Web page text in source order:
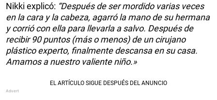
Nikki explicó: “Después de ser mordido varias veces
en la cara y la cabeza, agarró la mano de su hermana
y corrió con ella para llevarla a salvo. Después de
recibir 90 puntos (más o menos) de un cirujano
plástico experto, finalmente descansa en su casa.
Amamos a nuestro valiente niño.»